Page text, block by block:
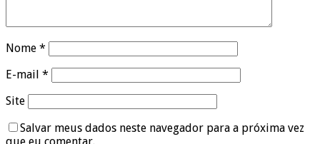
Nome *
E-mail *
Site
Salvar meus dados neste navegador para a próxima vez